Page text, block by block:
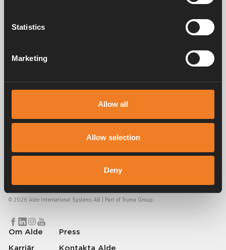
Statistics
Marketing
Allow all
Allow selection
Deny
Alde har skapat hemkänsla sedan 1966 i form av att tillverka
värmesystem för husbilar och husvagnar. Redan då förstod vi hur
borta som hemma.
© 2026 Alde International Systems AB | Part of Truma Group
Om Alde
Karriär
Press
Kontakta Alde